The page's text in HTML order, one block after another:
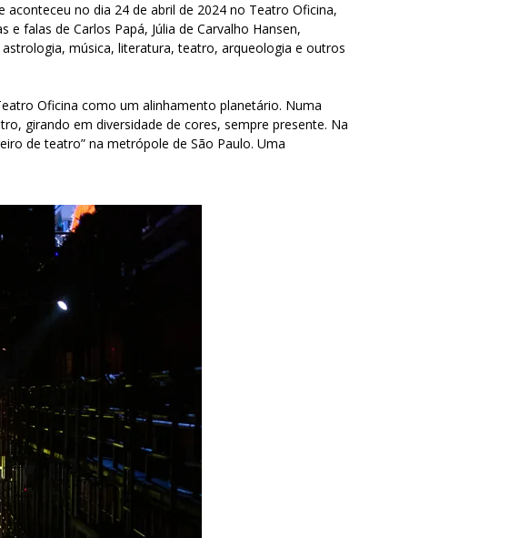
no dia 24 de abril de 2024 no Teatro Oficina,
falas de Carlos Papá, Júlia de Carvalho Hansen,
música, literatura, teatro, arqueologia e outros
Oficina como um alinhamento planetário. Numa
girando em diversidade de cores, sempre presente. Na
de teatro” na metrópole de São Paulo. Uma